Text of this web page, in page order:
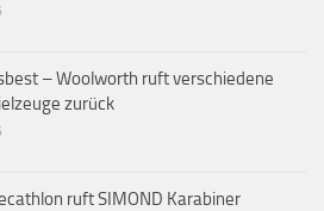
– Woolworth ruft verschiedene
zurück
ruft SIMOND Karabiner